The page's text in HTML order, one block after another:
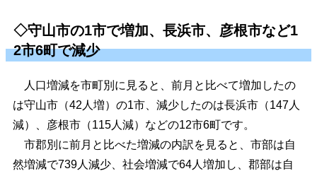
◇守山市の1市で増加、長浜市、彦根市など1
2市6町で減少
人口増減を市町別に見ると、前月と比べて増加したの
は守山市（42人増）の1市、減少したのは長浜市（147人
減）、彦根市（115人減）などの12市6町です。
市郡別に前月と比べた増減の内訳を見ると、市部は自
然増減で739人減少、社会増減で64人増加し、郡部は自